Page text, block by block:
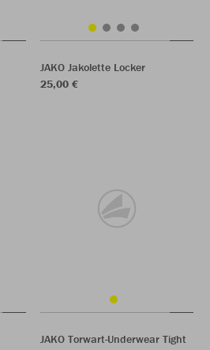
JAKO Jakolette Locker
25,00 €
JAKO Torwart-Underwear Tight